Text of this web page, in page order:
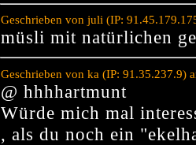
Geschrieben von juli (IP:
müsli mit natürlichen
Geschrieben von ka (IP: 91.35.237.9)
@ hhhhartmunt
Würde mich mal
, als du noch ein